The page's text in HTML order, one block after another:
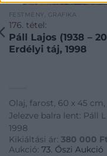
FESTMÉNY, GRAFIKA
176. tétel:
Páll Lajos (1938 –
Erdélyi táj, 1998
Olaj, farost, 60 x 45 cm,
Jelezve balra lent: Páll L
1998
Kikiáltási ár: 380 000 Ft
Aukció: 73. Őszi Aukció